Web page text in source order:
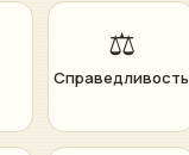
⚖️
Справедливость